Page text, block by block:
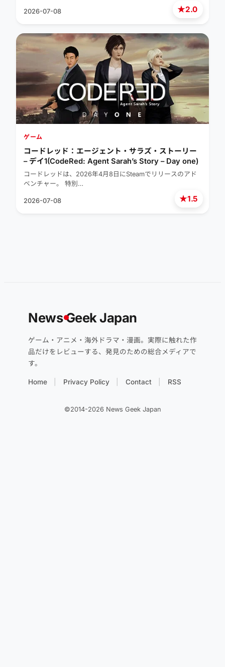
★2.0
2026-07-08
★1.5
ゲーム
コードレッド：エージェント・サラズ・ストーリー
– デイ1(CodeRed: Agent Sarah’s Story – Day one)
コードレッドは、2026年4月8日にSteamでリリースのアド
ベンチャー。 特別…
2026-07-08
NewsGeek Japan
ゲーム・アニメ・海外ドラマ・漫画。実際に触れた作
品だけをレビューする、発見のための総合メディアで
す。
Home Privacy Policy Contact RSS
©2014-2026 News Geek Japan